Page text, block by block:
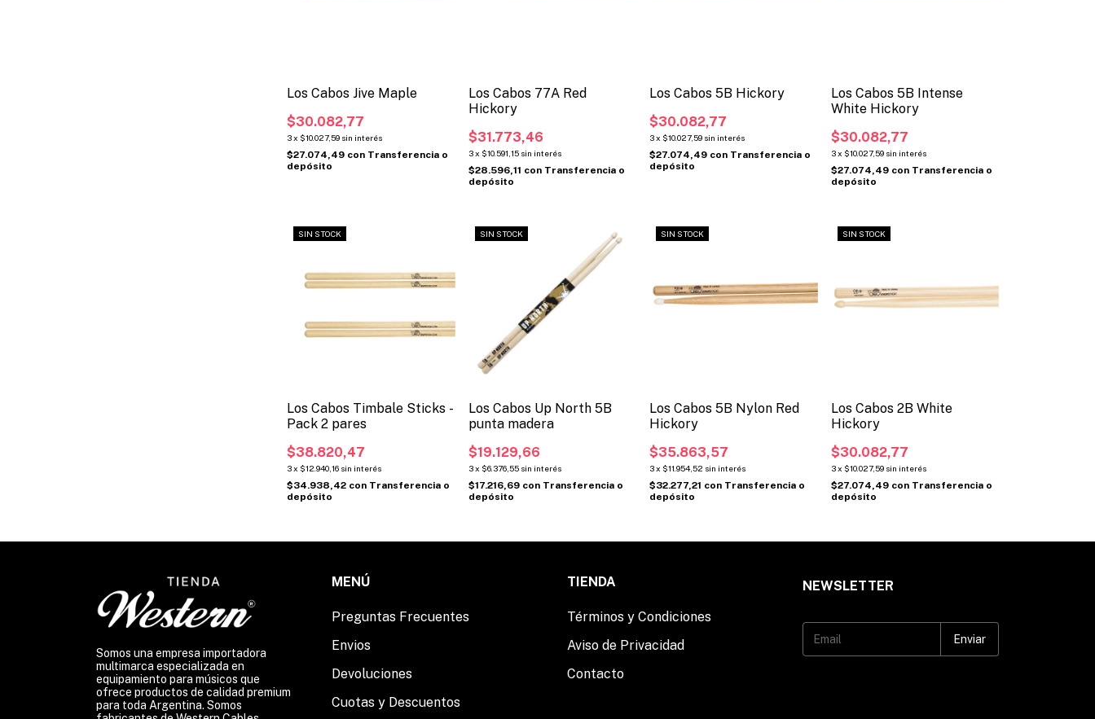
Los Cabos Jive Maple
$30.082,77
3x $10.027,59 sin interés
$27.074,49 con Transferencia o
depósito
Los Cabos 77A Red
Hickory
$31.773,46
3x $10.591,15 sin interés
$28.596,11 con Transferencia o
depósito
Los Cabos 5B Hickory
$30.082,77
3x $10.027,59 sin interés
$27.074,49 con Transferencia o
depósito
Los Cabos 5B Intense
White Hickory
$30.082,77
3 x $10.027,59 sin interés
$27.074,49 con Transferencia o
depósito
SIN STOCK
Los Cabos Timbale Sticks -
Pack 2 pares
$38.820,47
3x $12.940,16 sin interés
$34.938,42 con Transferencia o
depósito
SIN STOCK
Los Cabos Up North 5B
punta madera
$19.129,66
3x $6.376,55 sin interés
$17.216,69 con Transferencia o
depósito
SIN STOCK
Los Cabos 5B Nylon Red
Hickory
$35.863,57
3x $11.954,52 sin interés
$32.277,21 con Transferencia o
depósito
SIN STOCK
Los Cabos 2B White
Hickory
$30.082,77
3 x $10.027,59 sin interés
$27.074,49 con Transferencia o
depósito
Somos una empresa importadora
multimarca especializada en
equipamiento para músicos que
ofrece productos de calidad premium
para toda Argentina. Somos
MENÚ
Preguntas Frecuentes
Envios
Devoluciones
Cuotas y Descuentos
TIENDA
Términos y Condiciones
Aviso de Privacidad
Contacto
NEWSLETTER